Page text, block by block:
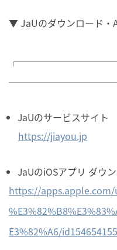
▼ JaUのダウンロード・
JaUのサービスサイト
https://jiayou.jp
JaUのiOSアプリ ダウ
https://
E3%82%A6/